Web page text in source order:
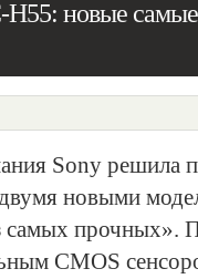
новые
Sony решила
новыми
самых прочных».
CMOS